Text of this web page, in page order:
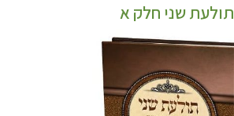
תולעת שני חלק א